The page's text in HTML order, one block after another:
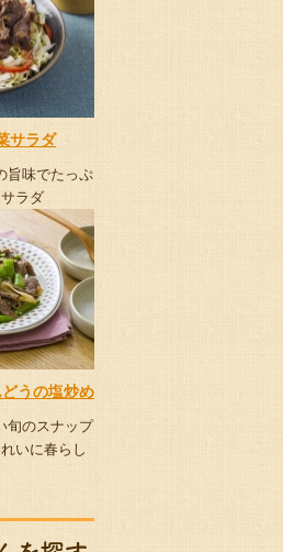
サラダ
旨味でたっぷ
ラダ
うの塩炒め
旬のスナップ
いに春らし